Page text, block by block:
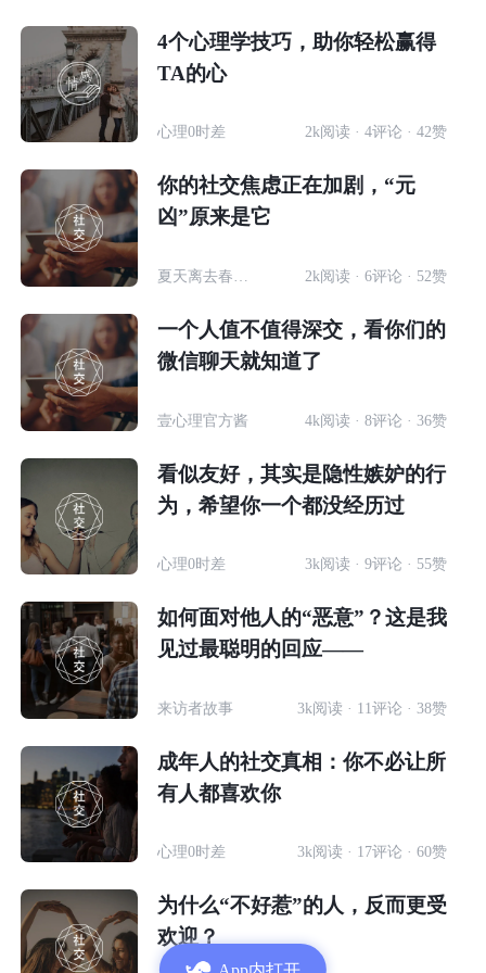
4个心理学技巧，助你轻松赢得
TA的心
心理0时差 2k阅读 · 4评论 · 42赞
你的社交焦虑正在加剧，“元
凶”原来是它
2k阅读 · 6评论 · 52赞
一个人值不值得深交，看你们的
微信聊天就知道了
壹心理官方酱 4k阅读 · 8评论 · 36赞
看似友好，其实是隐性嫉妒的行
为，希望你一个都没经历过
心理0时差 3k阅读 · 9评论 · 55赞
如何面对他人的“恶意”？这是我
见过最聪明的回应——
来访者故事 3k阅读 · 11评论 · 38赞
成年人的社交真相：你不必让所
有人都喜欢你
心理0时差 3k阅读 · 17评论 · 60赞
为什么“不好惹”的人，反而更受
欢迎？